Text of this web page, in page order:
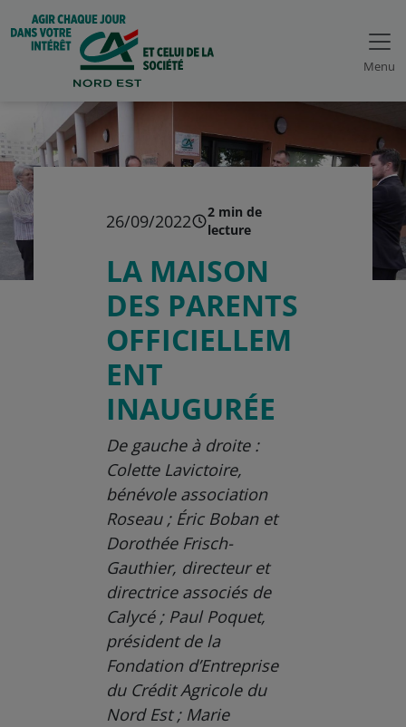
Menu
26/09/2022
2 min de
lecture
LA MAISON
DES PARENTS
OFFICIELLEM
ENT
INAUGURÉE
De gauche à droite :
Colette Lavictoire,
bénévole association
Roseau ; Éric Boban et
Dorothée Frisch-
Gauthier, directeur et
directrice associés de
Calycé ; Paul Poquet,
président de la
Fondation d’Entreprise
du Crédit Agricole du
Nord Est ; Marie